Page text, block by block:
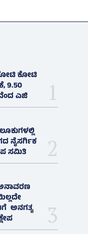
ಕೋಟಿ
9.50
ಎಜಿ
ನೈಸರ್ಗಿಕ
ಸಮಿತಿ
ಅನಗತ್ಯ